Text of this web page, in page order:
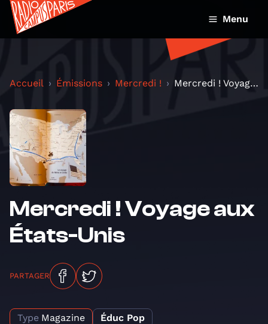
Menu
Accueil Émissions Mercredi ! Mercredi ! Voyage aux États-Unis
Mercredi ! Voyage aux
États-Unis
PARTAGER
Type Magazine
Éduc Pop